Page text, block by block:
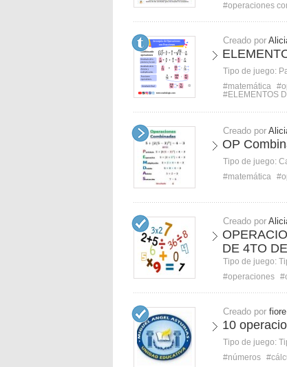
#operaciones
Creado por
Tipo de juego:
#matemática
#ELEMENTOS
Creado por
OP
Tipo de juego:
#matemática
Creado por
DE 4TO
Tipo de juego:
#operaciones
Creado por
10
Tipo de juego:
#números